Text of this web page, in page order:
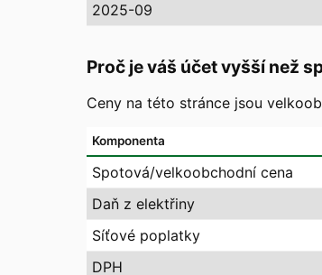
2025-09
Proč je váš účet vyšší než
Ceny na této stránce jsou
Komponenta
Spotová/velkoobchodní cena
Daň z elektřiny
Síťové poplatky
DPH